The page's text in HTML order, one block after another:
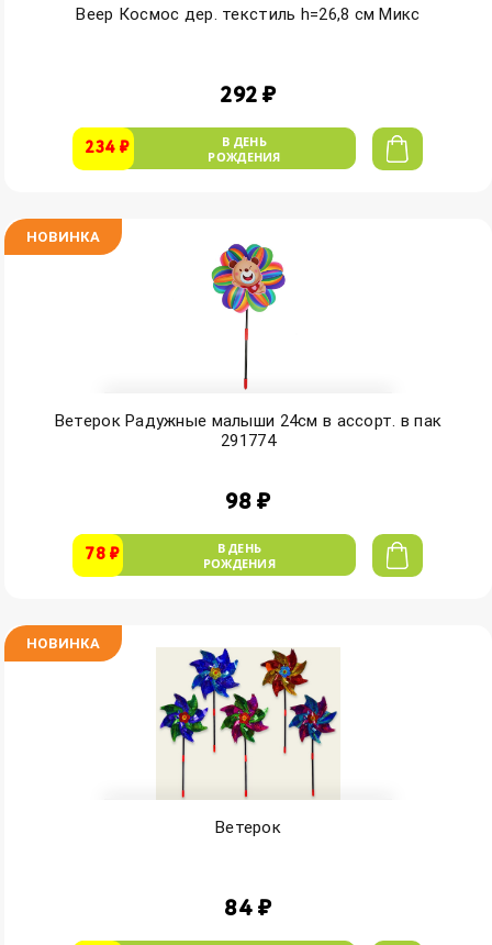
Веер Космос дер. текстиль h=26,8 см Микс
292 ₽
234 ₽
В ДЕНЬ
РОЖДЕНИЯ
НОВИНКА
Ветерок Радужные малыши 24см в ассорт. в пак
291774
98 ₽
78 ₽
В ДЕНЬ
РОЖДЕНИЯ
НОВИНКА
Ветерок
84 ₽